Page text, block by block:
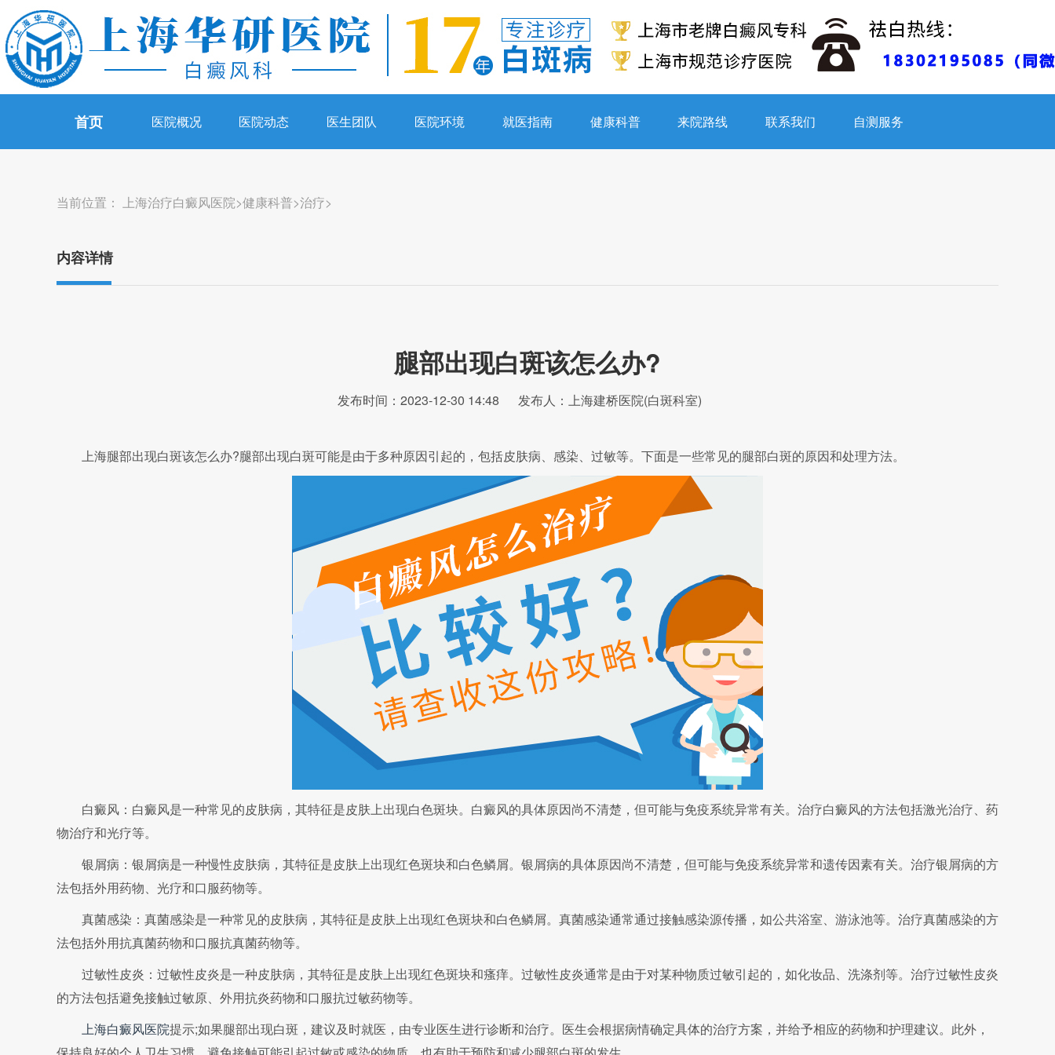
首页 医院概况 医院动态 医生团队 医院环境 就医指南 健康科普 来院路线 联系我们 自测服务
当前位置： 上海治疗白癜风医院>健康科普>治疗>
内容详情
腿部出现白斑该怎么办?
发布时间：2023-12-30 14:48 发布人：上海建桥医院(白斑科室)
上海腿部出现白斑该怎么办?腿部出现白斑可能是由于多种原因引起的，包括皮肤病、感染、过敏等。下面是一些常见的腿部白斑的原因和处理方法。
白癜风：白癜风是一种常见的皮肤病，其特征是皮肤上出现白色斑块。白癜风的具体原因尚不清楚，但可能与免疫系统异常有关。治疗白癜风的方法包括激光治疗、药
物治疗和光疗等。
银屑病：银屑病是一种慢性皮肤病，其特征是皮肤上出现红色斑块和白色鳞屑。银屑病的具体原因尚不清楚，但可能与免疫系统异常和遗传因素有关。治疗银屑病的方
法包括外用药物、光疗和口服药物等。
真菌感染：真菌感染是一种常见的皮肤病，其特征是皮肤上出现红色斑块和白色鳞屑。真菌感染通常通过接触感染源传播，如公共浴室、游泳池等。治疗真菌感染的方
法包括外用抗真菌药物和口服抗真菌药物等。
过敏性皮炎：过敏性皮炎是一种皮肤病，其特征是皮肤上出现红色斑块和瘙痒。过敏性皮炎通常是由于对某种物质过敏引起的，如化妆品、洗涤剂等。治疗过敏性皮炎
的方法包括避免接触过敏原、外用抗炎药物和口服抗过敏药物等。
上海白癜风医院提示;如果腿部出现白斑，建议及时就医，由专业医生进行诊断和治疗。医生会根据病情确定具体的治疗方案，并给予相应的药物和护理建议。此外，